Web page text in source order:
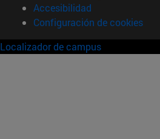
Accesibilidad
Configuración de cookies
Localizador de campus